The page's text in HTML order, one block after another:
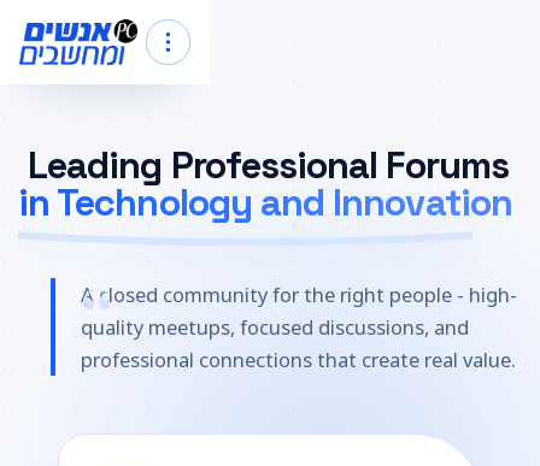
Leading Professional Forums
in Technology and Innovation
A closed community for the right people - high-
quality meetups, focused discussions, and
professional connections that create real value.